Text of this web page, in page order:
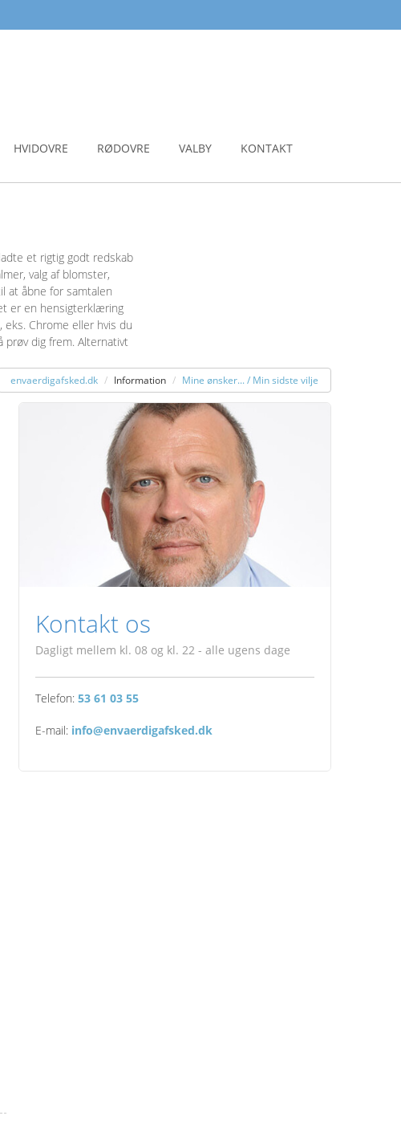
HVIDOVRE RØDOVRE VALBY KONTAKT
et rigtig godt redskab
valg af blomster,
at åbne for samtalen
er en hensigterklæring
Chrome eller hvis du
prøv dig frem. Alternativt
envaerdigafsked.dk Information Mine ønsker... / Min sidste vilje
Kontakt os
Dagligt mellem kl. 08 og kl. 22 - alle ugens dage
Telefon: 53 61 03 55
E-mail: info@envaerdigafsked.dk